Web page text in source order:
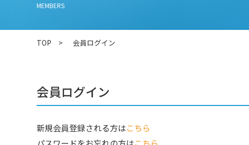
MEMBERS
TOP 会員ログイン
会員ログイン
新規会員登録される方はこちら